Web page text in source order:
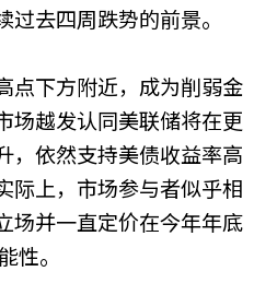
去四周跌势的前景。
点下方附近，成为削弱金
场越发认同美联储将在更
，依然支持美债收益率高
际上，市场参与者似乎相
场并一直定价在今年年底
性。